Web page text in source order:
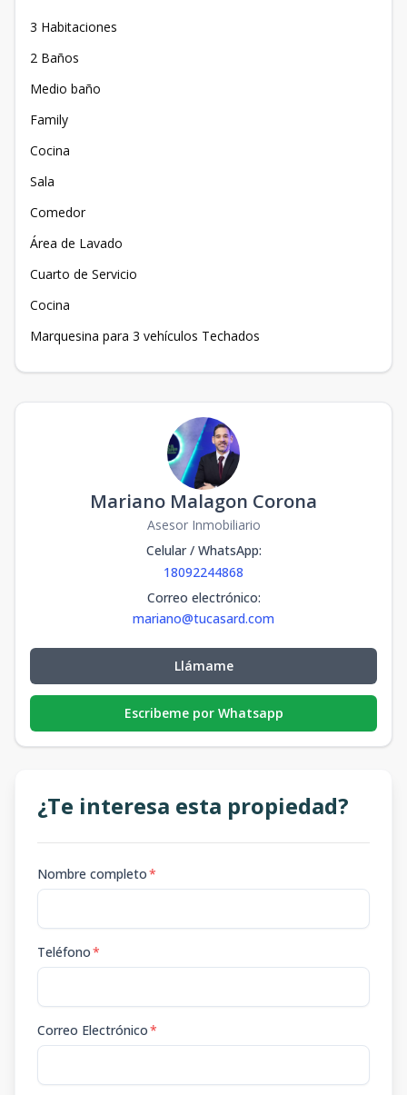
3 Habitaciones
2 Baños
Medio baño
Family
Cocina
Sala
Comedor
Área de Lavado
Cuarto de Servicio
Cocina
Marquesina para 3 vehículos Techados
Mariano Malagon Corona
Asesor Inmobiliario
Celular / WhatsApp:
18092244868
Correo electrónico:
mariano@tucasard.com
Llámame
Escribeme por Whatsapp
¿Te interesa esta propiedad?
Nombre completo*
Teléfono*
Correo Electrónico*